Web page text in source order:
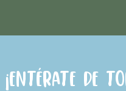
¡Entérate de